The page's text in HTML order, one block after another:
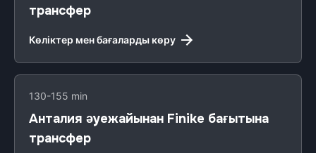
трансфер
Көліктер мен бағаларды көру
130-155 min
Анталия әуежайынан Finike бағытына
трансфер